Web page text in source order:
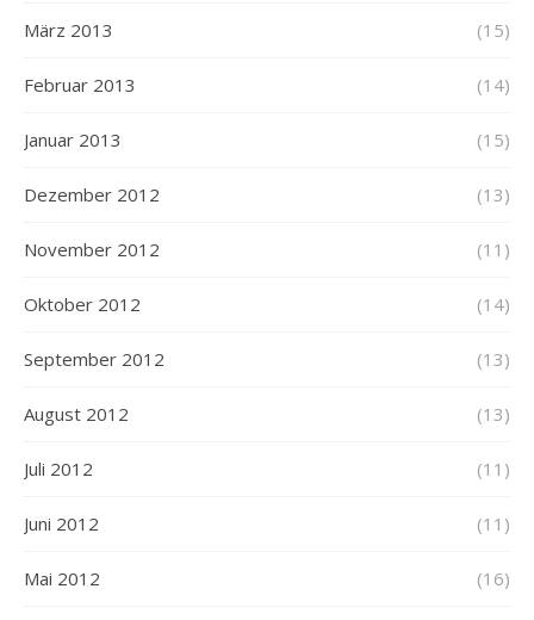
März 2013 (15)
Februar 2013 (14)
Januar 2013 (15)
Dezember 2012 (13)
November 2012 (11)
Oktober 2012 (14)
September 2012 (13)
August 2012 (13)
Juli 2012 (11)
Juni 2012 (11)
Mai 2012 (16)